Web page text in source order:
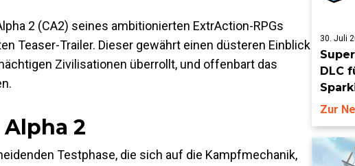
2 (CA2) seines ambitionierten ExtrAction-RPGs
Teaser-Trailer. Dieser gewährt einen düsteren Einblick
Zivilisationen überrollt, und offenbart das
2
Testphase, die sich auf die Kampfmechanik,
30. Juli
DLC
Zur